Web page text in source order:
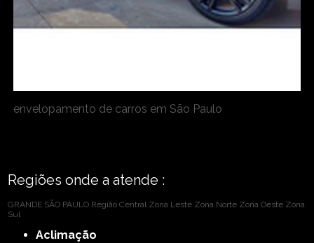
envelopamento de carros em São Paulo
Regiões onde a atende :
GRANDE SÃO PAULO Região Central Zona Leste Zona Norte Zona Oeste Zona
Sul
Aclimação